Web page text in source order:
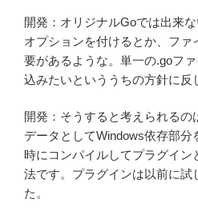
開発：オリジナルGoでは出来
オプションを付けるとか、ファ
要があるような。単一の.goフ
込みたいといううちの方針に反
開発：そうすると考えられるの
データとしてWindows依存部
時にコンパイルしてプラグイン
法です。プラグインは以前に試
た。